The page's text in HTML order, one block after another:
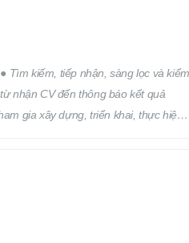
nhận CV đến thông báo kết quả
gia xây dựng, triển khai, thực hiện